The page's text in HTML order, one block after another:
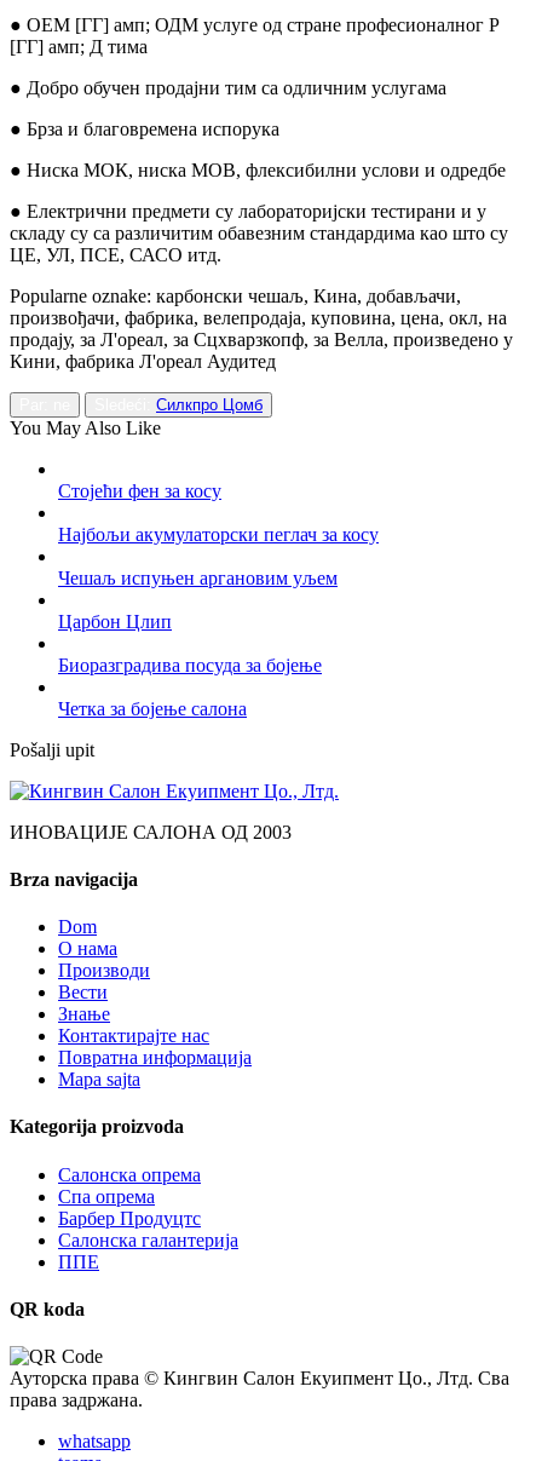
● ОЕМ [ГГ] амп; ОДМ услуге од стране професионалног Р
[ГГ] амп; Д тима
● Добро обучен продајни тим са одличним услугама
● Брза и благовремена испорука
● Ниска МОК, ниска МОВ, флексибилни услови и одредбе
● Електрични предмети су лабораторијски тестирани и у
складу су са различитим обавезним стандардима као што су
ЦЕ, УЛ, ПСЕ, САСО итд.
Popularne oznake: карбонски чешаљ, Кина, добављачи,
произвођачи, фабрика, велепродаја, куповина, цена, окл, на
продају, за Л'ореал, за Сцхварзкопф, за Велла, произведено у
Кини, фабрика Л'ореал Аудитед
Силкпро Цомб
You May Also Like
Стојећи фен за косу
Најбољи акумулаторски пеглач за косу
Чешаљ испуњен аргановим уљем
Царбон Цлип
Биоразградива посуда за бојење
Четка за бојење салона
Pošalji upit
ИНОВАЦИЈЕ САЛОНА ОД 2003
Brza navigacija
Dom
О нама
Производи
Вести
Знање
Контактирајте нас
Повратна информација
Mapa sajta
Kategorija proizvoda
Салонска опрема
Спа опрема
Барбер Продуцтс
Салонска галантерија
ППЕ
QR koda
Ауторска права © Кингвин Салон Екуипмент Цо., Лтд. Сва
права задржана.
whatsapp